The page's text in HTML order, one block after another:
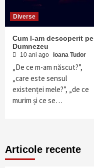
Diverse
Cum l-am descoperit pe
Dumnezeu
10 ani ago Ioana Tudor
„De ce m-am născut?”,
„care este sensul
existenței mele?”, „de ce
murim și ce se…
Articole recente